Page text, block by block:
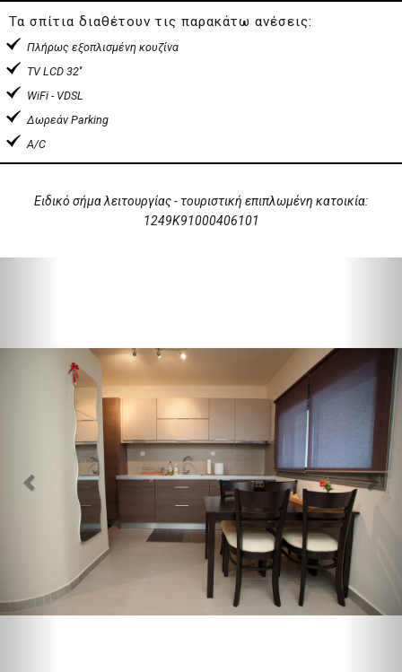
Τα σπίτια διαθέτουν τις παρακάτω ανέσεις:
Πλήρως εξοπλισμένη κουζίνα
TV LCD 32''
WiFi - VDSL
Δωρεάν Parking
A/C
Ειδικό σήμα λειτουργίας - τουριστική επιπλωμένη κατοικία:
1249Κ91000406101